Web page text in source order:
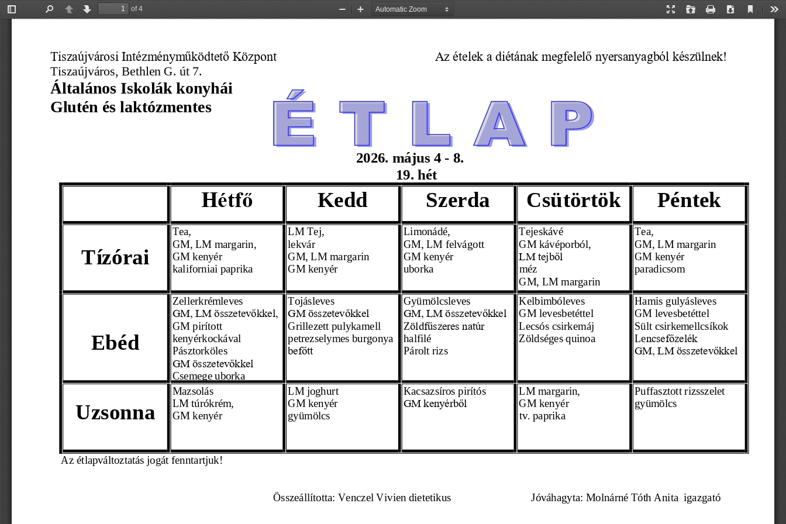
Toggle
PreviousNext
of 4
Presentation
Open Print Download
Current
Zoom
Zoom
Tiszaújvárosi Intézményműködtető Központ
Az ételek a diétának megfelelő nyersanyagból készülnek!
Tiszaújváros, Bethlen G. út 7.
Általános Iskolák konyhái
Glutén és laktózmentes
2026. május 4 - 8.
19. hét
Hétfő Kedd Szerda Csütörtök Péntek
Tízórai
Tea,
GM, LM margarin,
GM kenyér
kaliforniai paprika
LM Tej,
lekvár
GM, LM margarin
GM kenyér
Limonádé,
GM, LM felvágott
GM kenyér
uborka
Tejeskávé
GM kávéporból,
LM tejből
méz
GM, LM margarin
G k  é
Tea,
GM, LM margarin
GM kenyér
paradicsom
Ebéd
Zellerkrémleves
GM, LM összetevőkkel,
GM pirított
kenyérkockával
Pásztorköles
GM összetevőkkel
Csemege uborka
Tojásleves
GM összetevőkkel
Grillezett pulykamell
petrezselymes burgonya
befőtt
Gyümölcsleves
GM, LM összetevőkkel
Zöldfűszeres natúr
halfilé
Párolt rizs
Kelbimbóleves
GM levesbetéttel
Lecsós csirkemáj
Zöldséges quinoa
Hamis gulyásleves
GM levesbetéttel
Sült csirkemellcsíkok
Lencsefőzelék
GM, LM összetevőkkel
Uzsonna
Mazsolás
LM túrókrém,
GM kenyér
LM joghurt
GM kenyér
gyümölcs
Kacsazsíros pirítós
GM kenyérből
LM margarin,
GM kenyér
tv. paprika
Puffasztott rizsszelet
gyümölcs
    Az étlapváltoztatás jogát fenntartjuk!
                                                                                  Összeállította: Venczel Vivien dietetikus
Jóváhagyta: Molnárné Tóth Anita  igazgató